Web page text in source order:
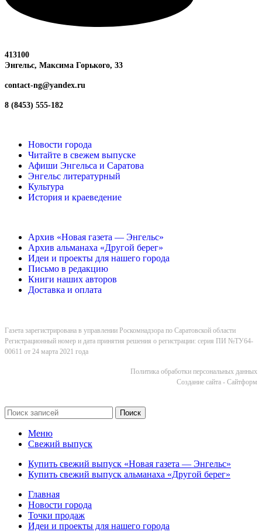
413100
Энгельс, Максима Горького, 33
contact-ng@yandex.ru
8 (8453) 555-182
Новости города
Читайте в свежем выпуске
Афиши Энгельса и Саратова
Энгельс литературный
Культура
История и краеведение
Архив «Новая газета — Энгельс»
Архив альманаха «Другой берег»
Идеи и проекты для нашего города
Письмо в редакцию
Книги наших авторов
Доставка и оплата
Газета зарегистрирована в управлении Роскомнадзора по Саратовской области
Регистрационный номер и дата принятия решения о регистрации: серия ПИ №ТУ64-
00611 от 24 марта 2021 года
Политика обработки персональных данных
Cоздание сайта - Сайтформ
Поиск
Меню
Свежий выпуск
Купить свежий выпуск «Новая газета — Энгельс»
Купить свежий выпуск альманаха «Другой берег»
Главная
Новости города
Точки продаж
Идеи и проекты для нашего города